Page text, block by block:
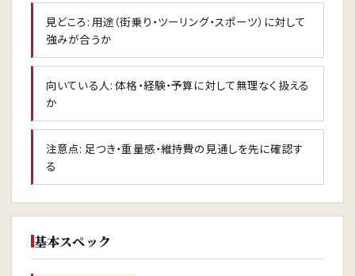
見どころ: 用途（街乗り・ツーリング・スポーツ）に対して
強みが合うか
向いている人: 体格・経験・予算に対して無理なく扱える
か
注意点: 足つき・重量感・維持費の見通しを先に確認す
る
基本スペック